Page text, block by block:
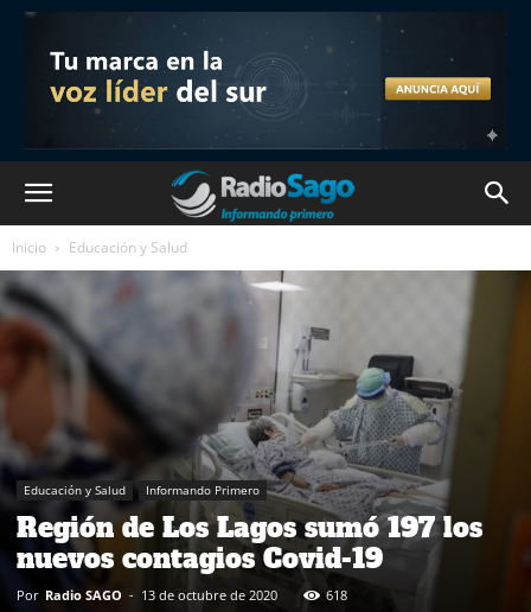
Inicio Educación y Salud
Educación y Salud Informando Primero
Región de Los Lagos sumó 197 los
nuevos contagios Covid-19
Por Radio SAGO - 13 de octubre de 2020 618